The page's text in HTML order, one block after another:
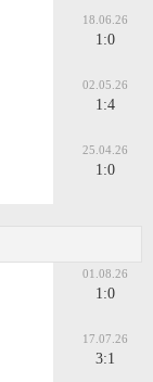
18.06.26
1:0
02.05.26
1:4
25.04.26
1:0
01.08.26
1:0
17.07.26
3:1